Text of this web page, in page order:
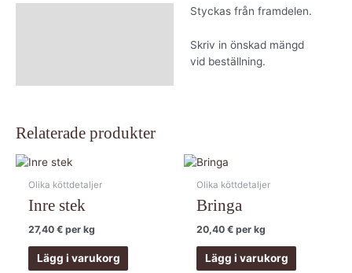
Styckas från framdelen.
Skriv in önskad mängd
vid beställning.
Relaterade produkter
Olika köttdetaljer
Inre stek
27,40€ per kg
Lägg i varukorg
Olika köttdetaljer
Bringa
20,40€ per kg
Lägg i varukorg